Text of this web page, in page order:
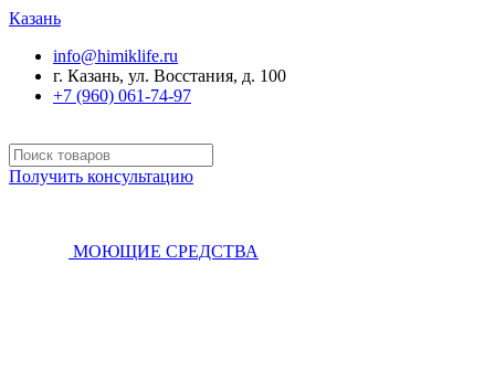
Казань
info@himiklife.ru
г. Казань, ул. Восстания, д. 100
+7 (960) 061-74-97
Получить консультацию
МОЮЩИЕ СРЕДСТВА